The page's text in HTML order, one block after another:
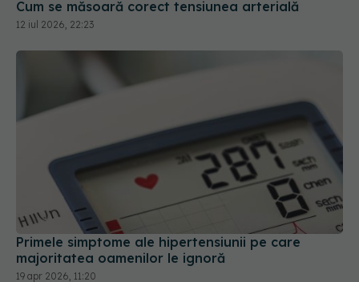
Primele simptome ale hipertensiunii pe care
majoritatea oamenilor le ignoră
19 apr 2026, 11:20